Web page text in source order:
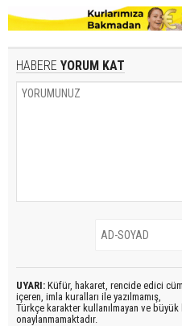
HABERE YORUM KAT
UYARI: Küfür, hakaret, rencide edici
içeren, imla kuralları ile yazılmamış,
Türkçe karakter kullanılmayan ve büyük
onaylanmamaktadır.